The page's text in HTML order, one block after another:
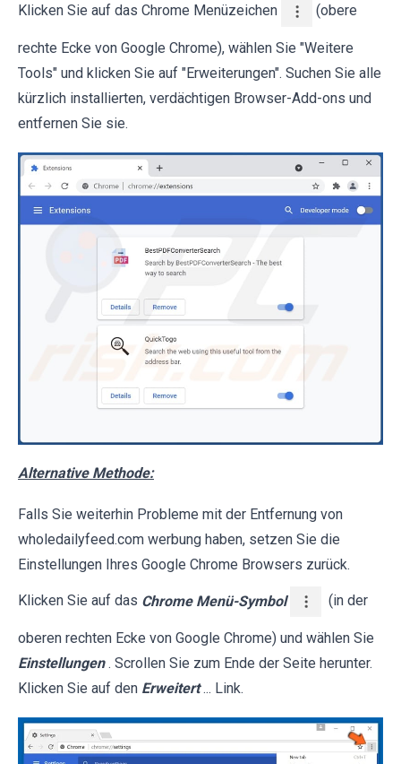
Klicken Sie auf das Chrome Menüzeichen (obere
rechte Ecke von Google Chrome), wählen Sie "Weitere
Tools" und klicken Sie auf "Erweiterungen". Suchen Sie alle
kürzlich installierten, verdächtigen Browser-Add-ons und
entfernen Sie sie.
Alternative Methode:
Falls Sie weiterhin Probleme mit der Entfernung von
wholedailyfeed.com werbung haben, setzen Sie die
Einstellungen Ihres Google Chrome Browsers zurück.
Klicken Sie auf das Chrome Menü-Symbol (in der
oberen rechten Ecke von Google Chrome) und wählen Sie
Einstellungen . Scrollen Sie zum Ende der Seite herunter.
Klicken Sie auf den Erweitert ... Link.